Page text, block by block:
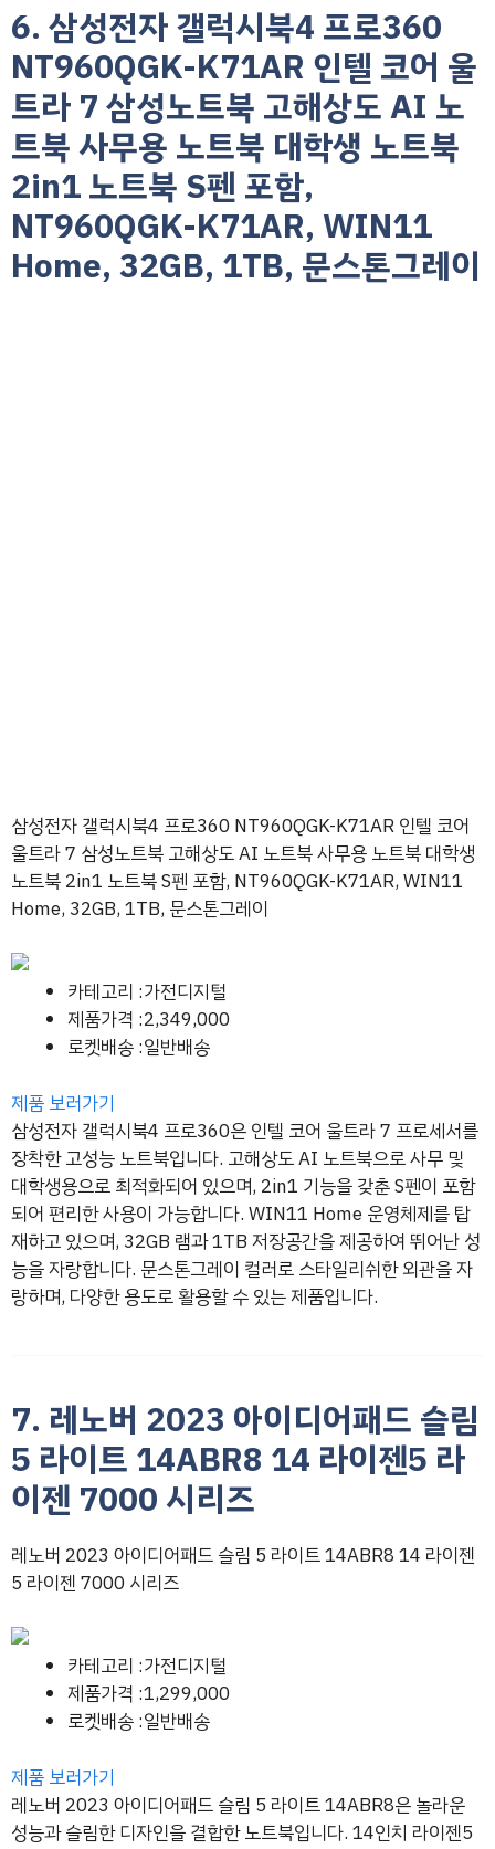
6. 삼성전자 갤럭시북4 프로360
NT960QGK-K71AR 인텔 코어 울
트라 7 삼성노트북 고해상도 AI 노
트북 사무용 노트북 대학생 노트북
2in1 노트북 S펜 포함,
NT960QGK-K71AR, WIN11
Home, 32GB, 1TB, 문스톤그레이
삼성전자 갤럭시북4 프로360 NT960QGK-K71AR 인텔 코어
울트라 7 삼성노트북 고해상도 AI 노트북 사무용 노트북 대학생
노트북 2in1 노트북 S펜 포함, NT960QGK-K71AR, WIN11
Home, 32GB, 1TB, 문스톤그레이
카테고리 :가전디지털
제품가격 :2,349,000
로켓배송 :일반배송
제품 보러가기
삼성전자 갤럭시북4 프로360은 인텔 코어 울트라 7 프로세서를
장착한 고성능 노트북입니다. 고해상도 AI 노트북으로 사무 및
대학생용으로 최적화되어 있으며, 2in1 기능을 갖춘 S펜이 포함
되어 편리한 사용이 가능합니다. WIN11 Home 운영체제를 탑
재하고 있으며, 32GB 램과 1TB 저장공간을 제공하여 뛰어난 성
능을 자랑합니다. 문스톤그레이 컬러로 스타일리쉬한 외관을 자
랑하며, 다양한 용도로 활용할 수 있는 제품입니다.
7. 레노버 2023 아이디어패드 슬림
5 라이트 14ABR8 14 라이젠5 라
이젠 7000 시리즈
레노버 2023 아이디어패드 슬림 5 라이트 14ABR8 14 라이젠
5 라이젠 7000 시리즈
카테고리 :가전디지털
제품가격 :1,299,000
로켓배송 :일반배송
제품 보러가기
레노버 2023 아이디어패드 슬림 5 라이트 14ABR8은 놀라운
성능과 슬림한 디자인을 결합한 노트북입니다. 14인치 라이젠5